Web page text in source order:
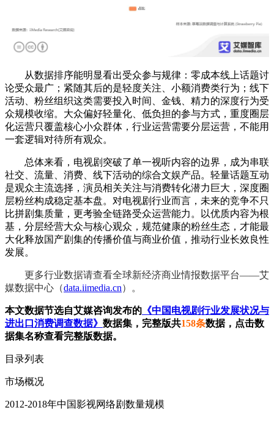
从数据排序能明显看出受众参与规律：零成本线上话题讨
论受众最广；紧随其后的是轻度关注、小额消费类行为；线下
活动、粉丝组织这类需要投入时间、金钱、精力的深度行为受
众规模收缩。大众偏好轻量化、低负担的参与方式，重度圈层
化运营只覆盖核心小众群体，行业运营需要分层运营，不能用
一套逻辑对待所有观众。
总体来看，电视剧突破了单一视听内容的边界，成为串联
社交、流量、消费、线下活动的综合文娱产品。轻量话题互动
是观众主流选择，演员相关关注与消费转化潜力巨大，深度圈
层粉丝构成稳定基本盘。对电视剧行业而言，未来的竞争不只
比拼剧集质量，更考验全链路受众运营能力。以优质内容为根
基，分层经营大众与核心观众，规范健康的粉丝生态，才能最
大化释放国产剧集的传播价值与商业价值，推动行业长效良性
发展。
更多行业数据请查看全球新经济商业情报数据平台——艾
媒数据中心（data.iimedia.cn）。
本文数据节选自艾媒咨询发布的 《中国电视剧行业发展状况与
进出口消费调查数据》 数据集，完整版共158条数据，点击数
据集名称查看完整版数据。
目录列表
市场概况
2012-2018年中国影视网络剧数量规模